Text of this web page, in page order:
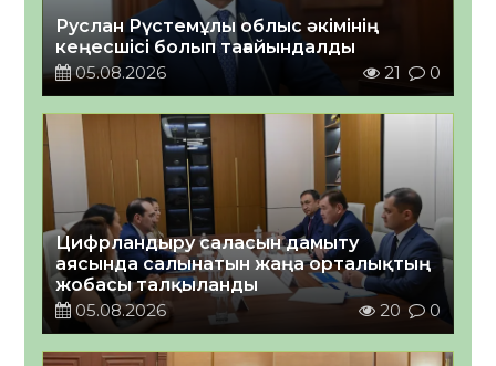
Руслан Рүстемұлы облыс әкімінің
кеңесшісі болып тағайындалды
05.08.2026
21 0
Цифрландыру саласын дамыту
аясында салынатын жаңа орталықтың
жобасы талқыланды
05.08.2026
20 0